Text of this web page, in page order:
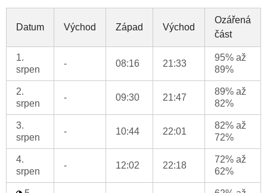
Datum Východ Západ Východ
Ozářená
část
1.
srpen
- 08:16 21:33
95% až
89%
2.
srpen
- 09:30 21:47
89% až
82%
3.
srpen
- 10:44 22:01
82% až
72%
4.
srpen
- 12:02 22:18
72% až
62%